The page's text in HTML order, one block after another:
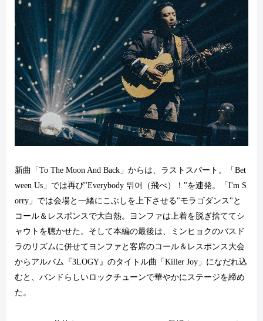
新曲「To The Moon And Back 」からは、ラストスパート。「Bet
ween Us 」では再び"Everybody 뛰어（飛べ）！"を連発。「I'm S
orry 」では会場と一緒にこぶしを上下させる"モラゴダンス"と
コール＆レスポンスで大白熱。ヨンファは上着を脱ぎ捨ててシ
ャウトを聴かせた。そして本編の最後は、ミンヒョクのバスド
ラのリズムに併せてヨンファと客席のコール＆レスポンス大会
からアルバム『3LOGY』のタイトル曲「Killer Joy 」になだれ込
むと、バンドらしいロックチューンで華やかにステージを締め
た。